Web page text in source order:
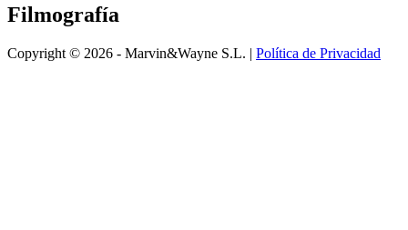
Filmografía
Copyright © 2026 - Marvin&Wayne S.L. | Política de Privacidad